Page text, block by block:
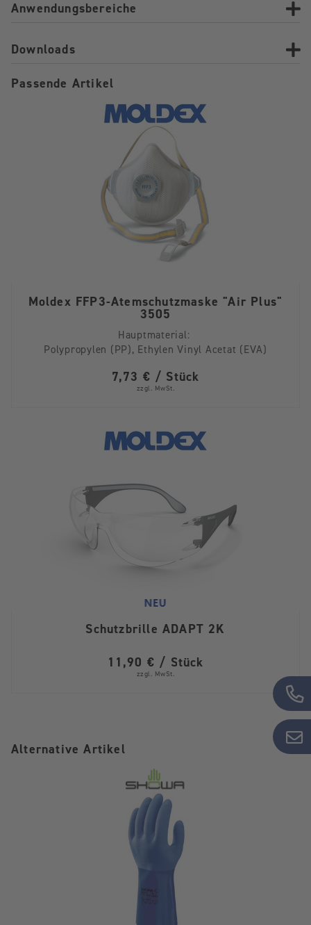
Anwendungsbereiche
Downloads
Passende Artikel
Moldex FFP3-Atemschutzmaske "Air Plus"
3505
Hauptmaterial:
Polypropylen (PP), Ethylen Vinyl Acetat (EVA)
7,73 € / Stück
zzgl. MwSt.
Schutzbrille ADAPT 2K
11,90 € / Stück
zzgl. MwSt.
Alternative Artikel